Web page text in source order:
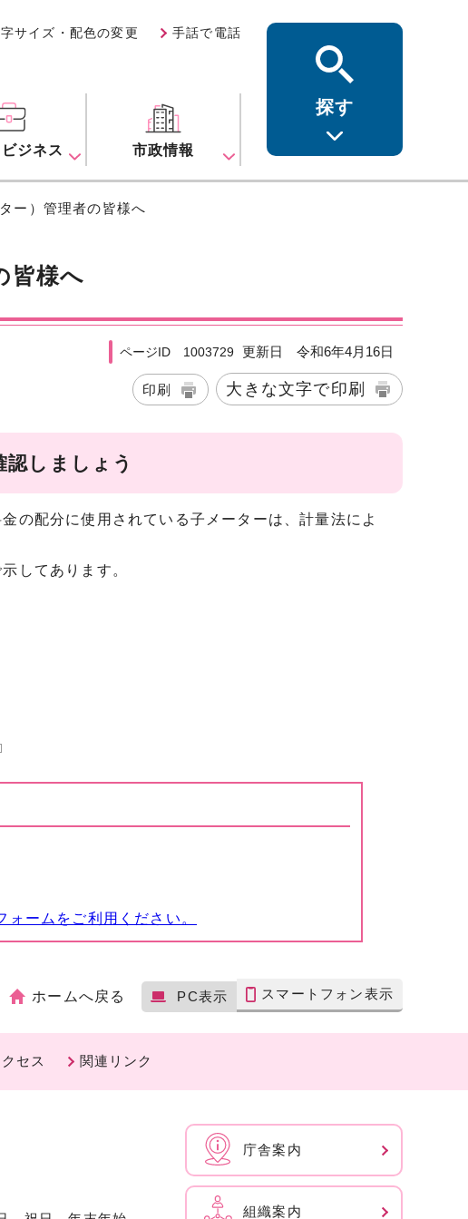
サイズ・配色の変更 手話で電話
ジネス 市政情報
探す
ー）管理者の皆様へ
皆様へ
ページID 1003729 更新日 令和6年4月16日
印刷 大きな文字で印刷
認しましょう
の配分に使用されている子メーターは、計量法によ
してあります。
ームをご利用ください。
ホームへ戻る PC表示 スマートフォン表示
セス 関連リンク
庁舎案内
組織案内